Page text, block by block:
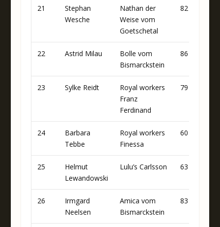
21
Stephan
Wesche
Nathan der
Weise vom
Goetschetal
82
22 Astrid Milau
Bolle vom
Bismarckstein
86
23 Sylke Reidt
Royal workers
Franz
Ferdinand
79
24
Barbara
Tebbe
Royal workers
Finessa
60
25
Helmut
Lewandowski
Lulu’s Carlsson 63
26
Irmgard
Neelsen
Amica vom
Bismarckstein
83